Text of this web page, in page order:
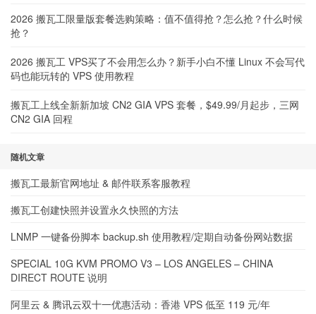
2026 搬瓦工限量版套餐选购策略：值不值得抢？怎么抢？什么时候
抢？
2026 搬瓦工 VPS买了不会用怎么办？新手小白不懂 Linux 不会写代
码也能玩转的 VPS 使用教程
搬瓦工上线全新新加坡 CN2 GIA VPS 套餐，$49.99/月起步，三网
CN2 GIA 回程
随机文章
搬瓦工最新官网地址 & 邮件联系客服教程
搬瓦工创建快照并设置永久快照的方法
LNMP 一键备份脚本 backup.sh 使用教程/定期自动备份网站数据
SPECIAL 10G KVM PROMO V3 – LOS ANGELES – CHINA
DIRECT ROUTE 说明
阿里云 & 腾讯云双十一优惠活动：香港 VPS 低至 119 元/年